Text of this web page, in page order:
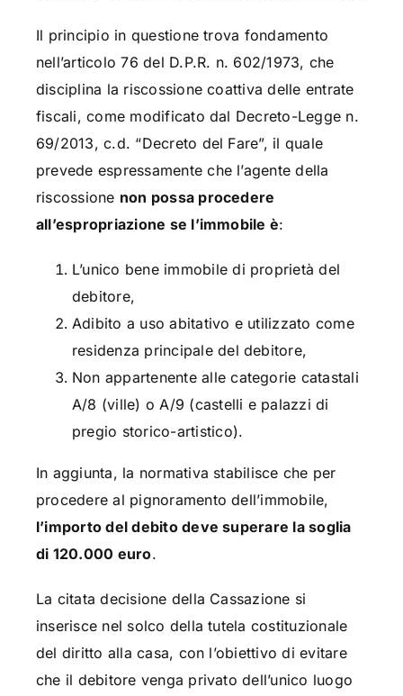
Il principio in questione trova fondamento
nell’articolo 76 del D.P.R. n. 602/1973, che
disciplina la riscossione coattiva delle entrate
fiscali, come modificato dal Decreto-Legge n.
69/2013, c.d. “Decreto del Fare”, il quale
prevede espressamente che l’agente della
riscossione non possa procedere
all’espropriazione se l’immobile è:
L’unico bene immobile di proprietà del
debitore,
Adibito a uso abitativo e utilizzato come
residenza principale del debitore,
Non appartenente alle categorie catastali
A/8 (ville) o A/9 (castelli e palazzi di
pregio storico-artistico).
In aggiunta, la normativa stabilisce che per
procedere al pignoramento dell’immobile,
l’importo del debito deve superare la soglia
di 120.000 euro.
La citata decisione della Cassazione si
inserisce nel solco della tutela costituzionale
del diritto alla casa, con l’obiettivo di evitare
che il debitore venga privato dell’unico luogo